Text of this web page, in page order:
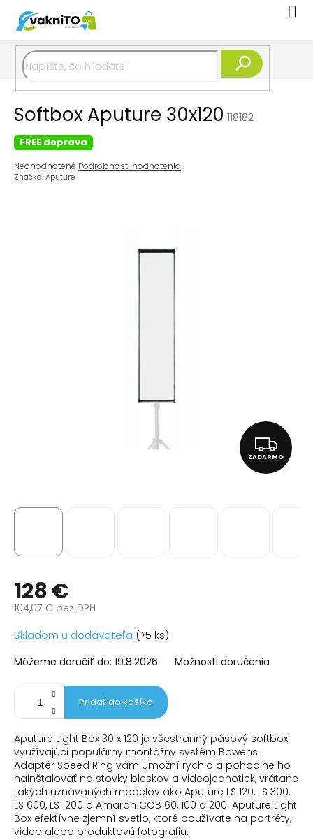
obsah
Softbox Aputure 30x120 118182
FREE doprava
Priemerné
hodnotenie
Neohodnotené Podrobnosti hodnotenia
Značka:Aputure
Z
A
ZADARMO
128 €
104,07 € bez DPH
Jednotková
cena:
Skladom u dodávateľa (>5 ks)
Môžeme doručiť do: 19.8.2026 Možnosti doručenia
Pridať do košíka
Aputure Light Box 30 x 120 je všestranný pásový softbox
využívajúci populárny montážny systém Bowens.
Adaptér Speed ​​Ring vám umožní rýchlo a pohodlne ho
nainštalovať na stovky bleskov a videojednotiek, vrátane
takých uznávaných modelov ako Aputure LS 120, LS 300,
LS 600, LS 1200 a Amaran COB 60, 100 a 200. Aputure Light
Box efektívne zjemní svetlo, ktoré používate na portréty,
video alebo produktovú fotografiu.